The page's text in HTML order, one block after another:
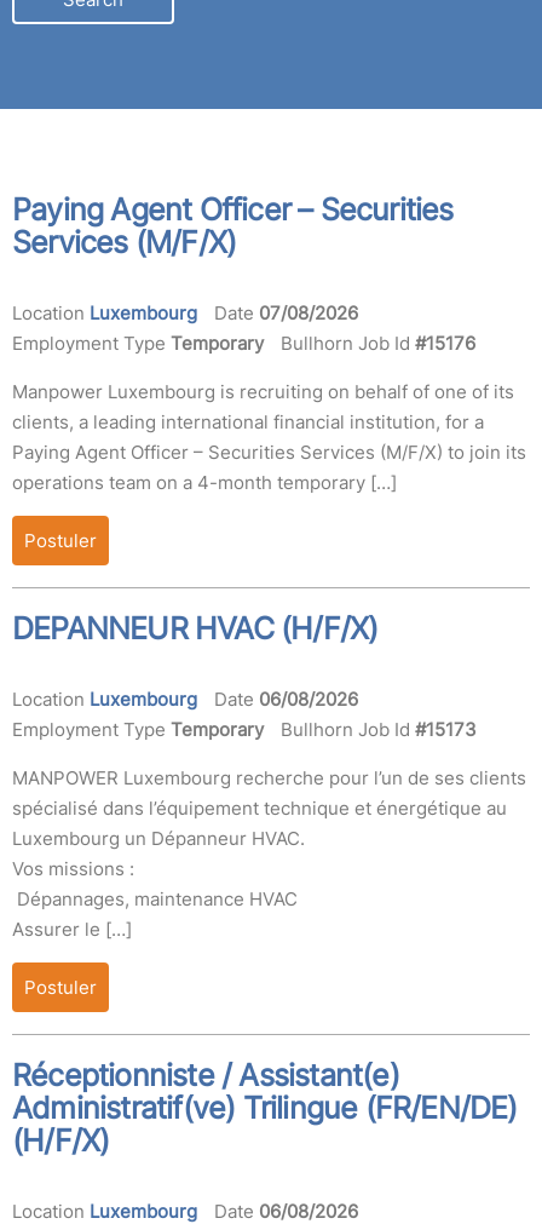
LOCATION
Paying Agent Officer – Securities
Services (M/F/X)
Location Luxembourg Date 07/08/2026
Employment Type Temporary Bullhorn Job Id #15176
Manpower Luxembourg is recruiting on behalf of one of its
clients, a leading international financial institution, for a
Paying Agent Officer – Securities Services (M/F/X) to join its
operations team on a 4-month temporary […]
Postuler
DEPANNEUR HVAC (H/F/X)
Location Luxembourg Date 06/08/2026
Employment Type Temporary Bullhorn Job Id #15173
MANPOWER Luxembourg recherche pour l’un de ses clients
spécialisé dans l’équipement technique et énergétique au
Luxembourg un Dépanneur HVAC.
Vos missions :
Dépannages, maintenance HVAC
Assurer le […]
Postuler
Réceptionniste / Assistant(e)
Administratif(ve) Trilingue (FR/EN/DE)
(H/F/X)
Location Luxembourg Date 06/08/2026